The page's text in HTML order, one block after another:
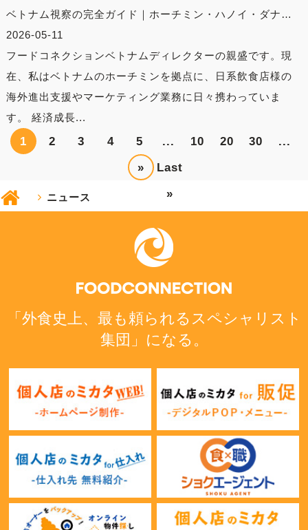
ベトナム視察の完全ガイド｜ホーチミン・ハノイ・ダナ…
2026-05-11
フードコネクションベトナムディレクターの親盛です。現
在、私はベトナムのホーチミンを拠点に、日系飲食店様の
海外進出支援やマーケティング業務に日々携わっていま
す。 経済成長...
1 2 3 4 5 ... 10 20 30 ...
» Last
»
ニュース
「外食史上、最も頼られるスペシャリスト
集団」になる。